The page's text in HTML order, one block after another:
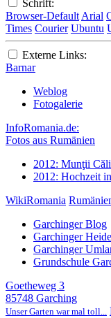
Schrift:
Browser-Default Arial
Times Courier Ubuntu
Externe Links:
Barnar
Weblog
Fotogalerie
InfoRomania.de:
Fotos aus Rumänien
2012: Munţii
2012: Hochzeit
WikiRomania
Garchinger Blog
Garchinger Heide
Garchinger
Grundschule
Goetheweg 3
85748 Garching
Unser Garten war mal toll...